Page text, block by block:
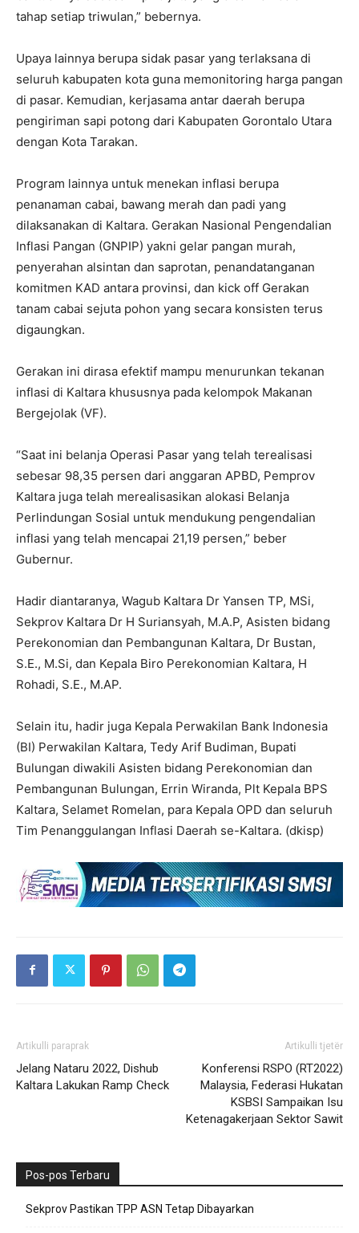
tahap setiap triwulan,” bebernya.
Upaya lainnya berupa sidak pasar yang terlaksana di
seluruh kabupaten kota guna memonitoring harga pangan
di pasar. Kemudian, kerjasama antar daerah berupa
pengiriman sapi potong dari Kabupaten Gorontalo Utara
dengan Kota Tarakan.
Program lainnya untuk menekan inflasi berupa
penanaman cabai, bawang merah dan padi yang
dilaksanakan di Kaltara. Gerakan Nasional Pengendalian
Inflasi Pangan (GNPIP) yakni gelar pangan murah,
penyerahan alsintan dan saprotan, penandatanganan
komitmen KAD antara provinsi, dan kick off Gerakan
tanam cabai sejuta pohon yang secara konsisten terus
digaungkan.
Gerakan ini dirasa efektif mampu menurunkan tekanan
inflasi di Kaltara khususnya pada kelompok Makanan
Bergejolak (VF).
“Saat ini belanja Operasi Pasar yang telah terealisasi
sebesar 98,35 persen dari anggaran APBD, Pemprov
Kaltara juga telah merealisasikan alokasi Belanja
Perlindungan Sosial untuk mendukung pengendalian
inflasi yang telah mencapai 21,19 persen,” beber
Gubernur.
Hadir diantaranya, Wagub Kaltara Dr Yansen TP, MSi,
Sekprov Kaltara Dr H Suriansyah, M.A.P, Asisten bidang
Perekonomian dan Pembangunan Kaltara, Dr Bustan,
S.E., M.Si, dan Kepala Biro Perekonomian Kaltara, H
Rohadi, S.E., M.AP.
Selain itu, hadir juga Kepala Perwakilan Bank Indonesia
(BI) Perwakilan Kaltara, Tedy Arif Budiman, Bupati
Bulungan diwakili Asisten bidang Perekonomian dan
Pembangunan Bulungan, Errin Wiranda, Plt Kepala BPS
Kaltara, Selamet Romelan, para Kepala OPD dan seluruh
Tim Penanggulangan Inflasi Daerah se-Kaltara. (dkisp)
Artikulli paraprak
Jelang Nataru 2022, Dishub
Kaltara Lakukan Ramp Check
Artikulli tjetër
Konferensi RSPO (RT2022)
Malaysia, Federasi Hukatan
KSBSI Sampaikan Isu
Ketenagakerjaan Sektor Sawit
Pos-pos Terbaru
Sekprov Pastikan TPP ASN Tetap Dibayarkan